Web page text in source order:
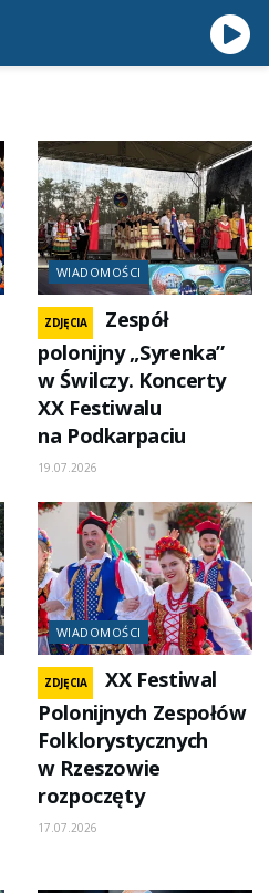
WIADOMOŚCI
ZDJĘCIA
Zespół
polonijny „Syrenka”
w Świlczy. Koncerty
XX Festiwalu
na Podkarpaciu
19.07.2026
WIADOMOŚCI
ZDJĘCIA
XX Festiwal
Polonijnych Zespołów
Folklorystycznych
w Rzeszowie
rozpoczęty
17.07.2026